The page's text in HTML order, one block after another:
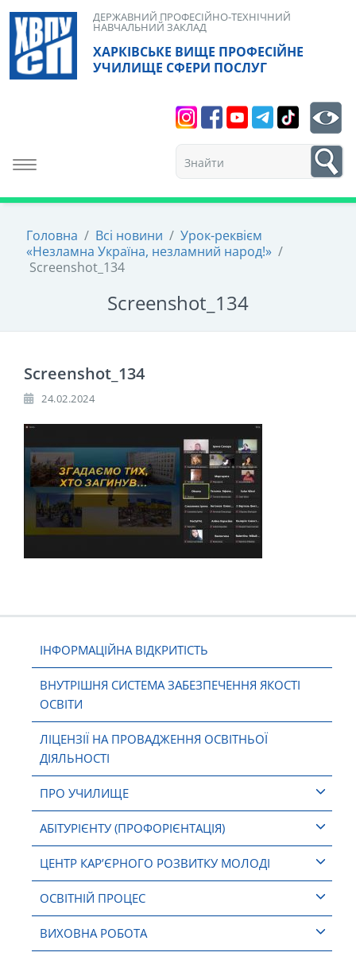
Skip
content
ХАРКІВСЬКЕ ВИЩЕ ПРОФЕСІЙНЕ
УЧИЛИЩЕ СФЕРИ ПОСЛУГ
ДЕРЖАВНИЙ ПРОФЕСІЙНО-ТЕХНІЧНИЙ
НАВЧАЛЬНИЙ ЗАКЛАД
Toggle navigation
1
Головна / Всі новини / Урок-реквієм
«Незламна Україна, незламний народ!» /
Screenshot_134
Screenshot_134
ІНФОРМАЦІЙНА ВІДКРИТІСТЬ
ВНУТРІШНЯ СИСТЕМА ЗАБЕЗПЕЧЕННЯ ЯКОСТІ
ОСВІТИ
ЛІЦЕНЗІЇ НА ПРОВАДЖЕННЯ ОСВІТНЬОЇ
ДІЯЛЬНОСТІ
ПРО УЧИЛИЩЕ
АБІТУРІЄНТУ (ПРОФОРІЄНТАЦІЯ)
ЦЕНТР КАР’ЄРНОГО РОЗВИТКУ МОЛОДІ
ОСВІТНІЙ ПРОЦЕС
ВИХОВНА РОБОТА
Screenshot_134
24.02.2024